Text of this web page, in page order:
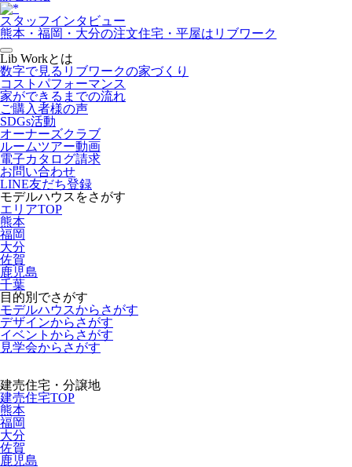
スタッフインタビュー
熊本・福岡・大分の注文住宅・平屋はリブワーク
Lib Workとは
数字で見るリブワークの家づくり
コストパフォーマンス
家ができるまでの流れ
ご購入者様の声
SDGs活動
オーナーズクラブ
ルームツアー動画
電子カタログ請求
お問い合わせ
LINE友だち登録
モデルハウスをさがす
エリアTOP
熊本
福岡
大分
佐賀
鹿児島
千葉
目的別でさがす
モデルハウスからさがす
デザインからさがす
イベントからさがす
見学会からさがす
建売住宅・分譲地
建売住宅TOP
熊本
福岡
大分
佐賀
鹿児島